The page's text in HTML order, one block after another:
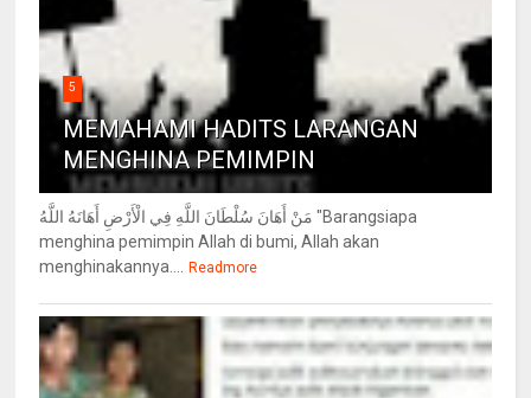
5
MEMAHAMI HADITS LARANGAN
MENGHINA PEMIMPIN
مَنْ أَهَانَ سُلْطَانَ اللَّهِ فِي الْأَرْضِ أَهَانَهُ اللَّهُ "Barangsiapa
menghina pemimpin Allah di bumi, Allah akan
menghinakannya....
Readmore